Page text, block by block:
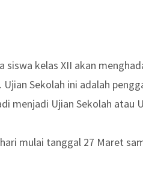
siswa kelas XII akan
Sekolah ini adalah
menjadi Ujian Sekolah atau
mulai tanggal 27 Maret